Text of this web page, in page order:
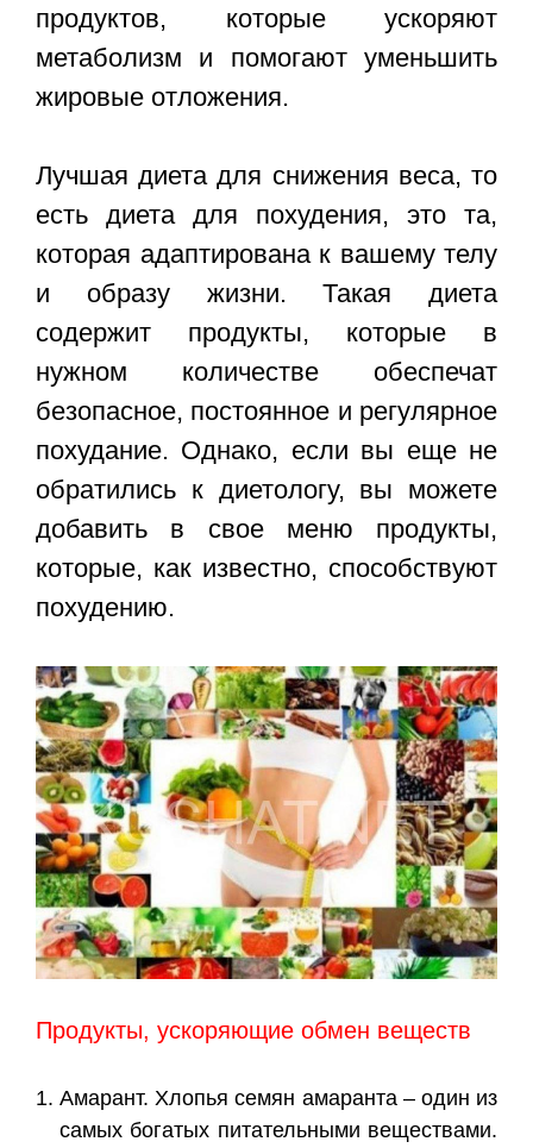
продуктов, которые ускоряют
метаболизм и помогают уменьшить
жировые отложения.
Лучшая диета для снижения веса, то
есть диета для похудения, это та,
которая адаптирована к вашему телу
и образу жизни. Такая диета
содержит продукты, которые в
нужном количестве обеспечат
безопасное, постоянное и регулярное
похудание. Однако, если вы еще не
обратились к диетологу, вы можете
добавить в свое меню продукты,
которые, как известно, способствуют
похудению.
Продукты, ускоряющие обмен веществ
Амарант. Хлопья семян амаранта – один из
самых богатых питательными веществами.